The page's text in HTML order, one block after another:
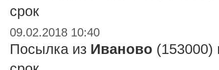
срок
09.02.2018 10:40
Посылка из Иваново